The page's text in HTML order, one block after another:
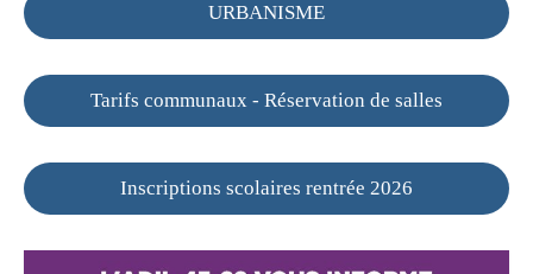
URBANISME
Tarifs communaux - Réservation de salles
Inscriptions scolaires rentrée 2026